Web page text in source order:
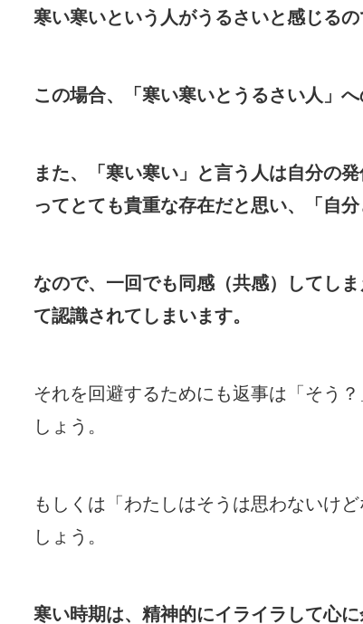
寒い寒いという人がうるさいと感じる
この場合、「寒い寒いとうるさい人」
また、「寒い寒い」と言う人は自分の
ってとても貴重な存在だと思い、「自
なので、一回でも同感（共感）してし
て認識されてしまいます。
それを回避するためにも返事は「そう
しょう。
もしくは「わたしはそうは思わないけ
しょう。
寒い時期は、精神的にイライラして心に